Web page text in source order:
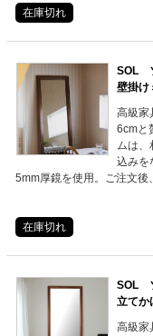
在庫切れ
SOL
壁掛
高級家
6cmと
ムは
込みを
5mm厚鏡を使用。ご注文後
在庫切れ
SOL
立て
高級家